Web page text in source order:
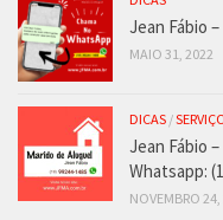
Jean Fábio
MAIO 31, 2022
DICAS /
Jean Fábio
Whatsapp:
NOVEMBRO